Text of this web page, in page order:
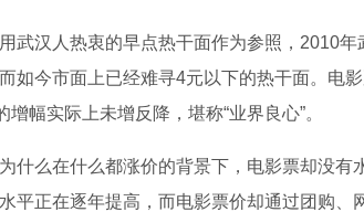
用武汉人热衷的早点热干面作为参照，2010
如今市面上已经难寻4元以下的热干面。电
增幅实际上未增反降，堪称“业界良心”。
为什么在什么都涨价的背景下，电影票却没有
平正在逐年提高，而电影票价却通过团购、